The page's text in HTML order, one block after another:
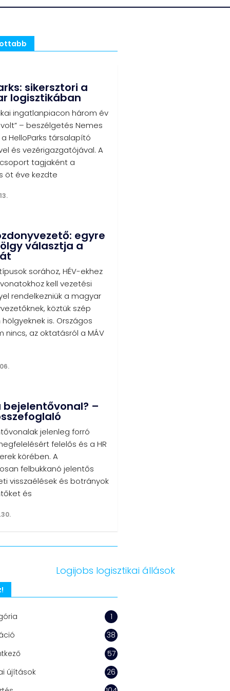
sikersztori a
logisztikában
ingatlanpiacon három év
– beszélgetés Nemes
HelloParks társalapító
és vezérigazgatójával. A
tagjaként a
öt éve kezdte
egyre
választja a
sorához, HÉV-ekhez
kell vezetési
rendelkezniük a magyar
köztük szép
is. Országos
nincs, az oktatásról a MÁV
bejelentővonal? –
jelenleg forró
felelős és a HR
körében. A
felbukkanó jelentős
visszaélések és botrányok
és
1
38
57
újítások
26